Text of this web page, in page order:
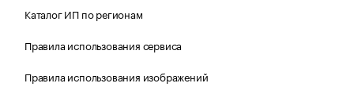
Каталог ИП по регионам
Правила использования сервиса
Правила использования изображений